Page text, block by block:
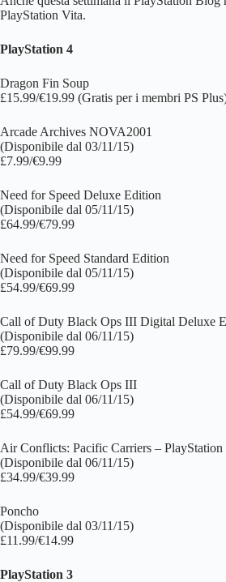
PlayStation Vita.
PlayStation 4
Dragon Fin Soup
£15.99/€19.99 (Gratis per i membri PS
Arcade Archives NOVA2001
(Disponibile dal 03/11/15)
£7.99/€9.99
Need for Speed Deluxe Edition
(Disponibile dal 05/11/15)
£64.99/€79.99
Need for Speed Standard Edition
(Disponibile dal 05/11/15)
£54.99/€69.99
Call of Duty Black Ops III Digital Deluxe
(Disponibile dal 06/11/15)
£79.99/€99.99
Call of Duty Black Ops III
(Disponibile dal 06/11/15)
£54.99/€69.99
Air Conflicts: Pacific Carriers –
(Disponibile dal 06/11/15)
£34.99/€39.99
Poncho
(Disponibile dal 03/11/15)
£11.99/€14.99
PlayStation 3